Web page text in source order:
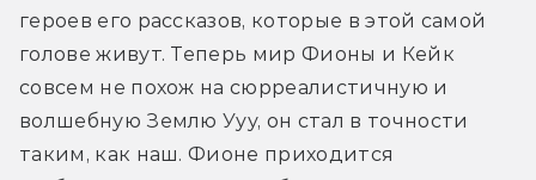
героев его рассказов, которые в этой самой
голове живут. Теперь мир Фионы и Кейк
совсем не похож на сюрреалистичную и
волшебную Землю Ууу, он стал в точности
таким, как наш. Фионе приходится